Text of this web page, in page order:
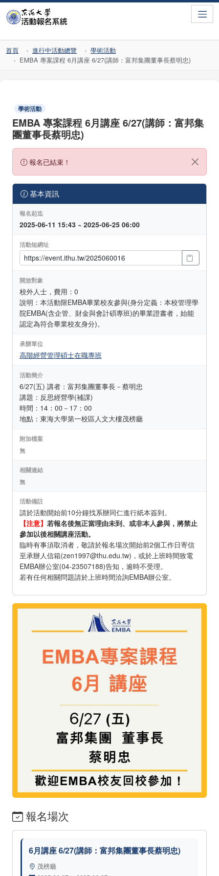
首頁 進行中活動總覽
學術活動
EMBA 專案課程 6月講座 6/27(講師：富邦集團董事長蔡明忠)
學術活動
EMBA 專案課程 6月講座 6/27(講師：富邦集
團董事長蔡明忠)
報名已結束！
基本資訊
報名起迄
2025-06-11 15:43 ~ 2025-06-25 06:00
活動短網址
開放對象
校外人士，費用：0
說明：本活動限EMBA畢業校友參與(身分定義：本校管理學
院EMBA(含企管、財金與會計碩專班)的畢業證書者，始能
認定為符合畢業校友身分)。
承辦單位
高階經營管理碩士在職專班
活動簡介
6/27(五) 講者：富邦集團董事長－蔡明忠
講題：反思經營學(補課)
時間：14：00－17：00
地點：東海大學第一校區人文大樓茂榜廳
附加檔案
無
相關連結
無
活動備註
請於活動開始前10分鐘找系辦同仁進行紙本簽到。
【注意】 若報名後無正當理由未到、或非本人參與，將禁止
參加以後相關講座活動。
臨時有事須取消者，敬請於報名場次開始前2個工作日寄信
至承辦人信箱(zen1997@thu.edu.tw)，或於上班時間致電
EMBA辦公室(04-23507188)告知，逾時不受理。
若有任何相關問題請於上班時間洽詢EMBA辦公室。
報名場次
6月講座 6/27(講師：富邦集團董事長蔡明忠)
茂榜廳